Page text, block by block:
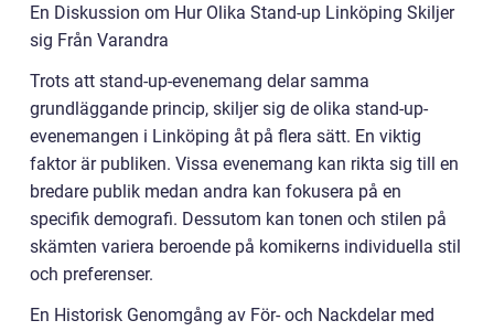
En Diskussion om Hur Olika Stand-up Linköping Skiljer
sig Från Varandra
Trots att stand-up-evenemang delar samma
grundläggande princip, skiljer sig de olika stand-up-
evenemangen i Linköping åt på flera sätt. En viktig
faktor är publiken. Vissa evenemang kan rikta sig till en
bredare publik medan andra kan fokusera på en
specifik demografi. Dessutom kan tonen och stilen på
skämten variera beroende på komikerns individuella stil
och preferenser.
En Historisk Genomgång av För- och Nackdelar med